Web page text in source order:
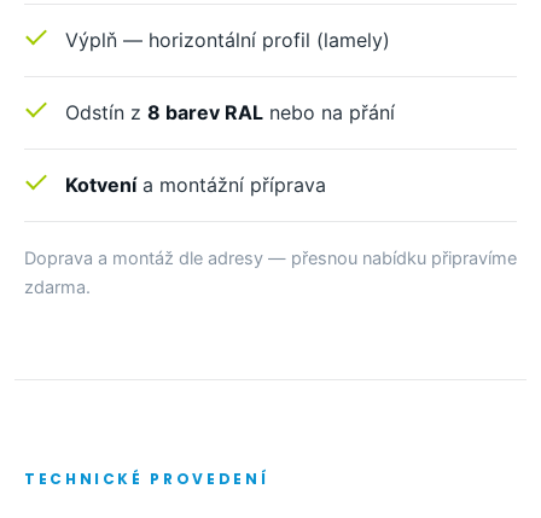
Výplň — horizontální profil (lamely)
Odstín z 8 barev RAL nebo na přání
Kotvenía montážní příprava
Doprava a montáž dle adresy — přesnou nabídku připravíme
zdarma.
TECHNICKÉ PROVEDENÍ